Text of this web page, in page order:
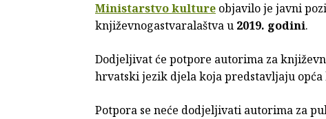
Ministarstvo kulture objavilo je javni
književnogastvaralaštva u 2019. godini.
Dodjeljivat će potpore autorima za
hrvatski jezik djela koja predstavljaju
Potpora se neće dodjeljivati autorima za